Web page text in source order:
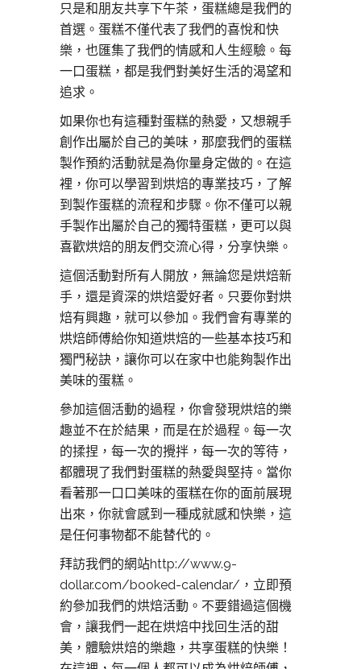
只是和朋友共享下午茶，蛋糕總是我們的
首選。蛋糕不僅代表了我們的喜悅和快
樂，也匯集了我們的情感和人生經驗。每
一口蛋糕，都是我們對美好生活的渴望和
追求。
如果你也有這種對蛋糕的熱愛，又想親手
創作出屬於自己的美味，那麼我們的蛋糕
製作預約活動就是為你量身定做的。在這
裡，你可以學習到烘焙的專業技巧，了解
到製作蛋糕的流程和步驟。你不僅可以親
手製作出屬於自己的獨特蛋糕，更可以與
喜歡烘焙的朋友們交流心得，分享快樂。
這個活動對所有人開放，無論您是烘焙新
手，還是資深的烘焙愛好者。只要你對烘
焙有興趣，就可以參加。我們會有專業的
烘焙師傅給你知道烘焙的一些基本技巧和
獨門秘訣，讓你可以在家中也能夠製作出
美味的蛋糕。
參加這個活動的過程，你會發現烘焙的樂
趣並不在於結果，而是在於過程。每一次
的揉捏，每一次的攪拌，每一次的等待，
都體現了我們對蛋糕的熱愛與堅持。當你
看著那一口口美味的蛋糕在你的面前展現
出來，你就會感到一種成就感和快樂，這
是任何事物都不能替代的。
拜訪我們的網站http://www.9-
dollar.com/booked-calendar/，立即預
約參加我們的烘焙活動。不要錯過這個機
會，讓我們一起在烘焙中找回生活的甜
美，體驗烘焙的樂趣，共享蛋糕的快樂！